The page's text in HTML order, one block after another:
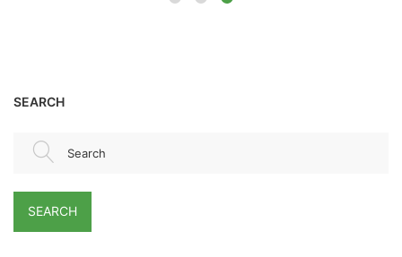
SEARCH
Search
SEARCH